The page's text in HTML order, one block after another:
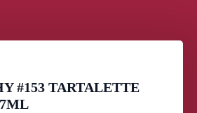
#153 TARTALETTE